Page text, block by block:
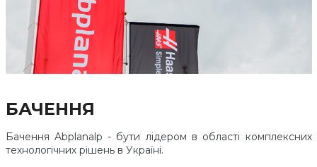
БАЧЕННЯ
Бачення Abplanalp - бути лідером в області комплексних
технологічних рішень в Україні.